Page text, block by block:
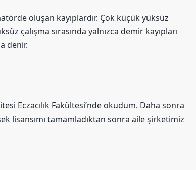
oluşan kayıplardır. Çok küçük yüksüz
çalışma sırasında yalnızca demir kayıpları
denir.
Eczacılık Fakültesi’nde okudum. Daha sonra
lisansımı tamamladıktan sonra aile şirketimiz